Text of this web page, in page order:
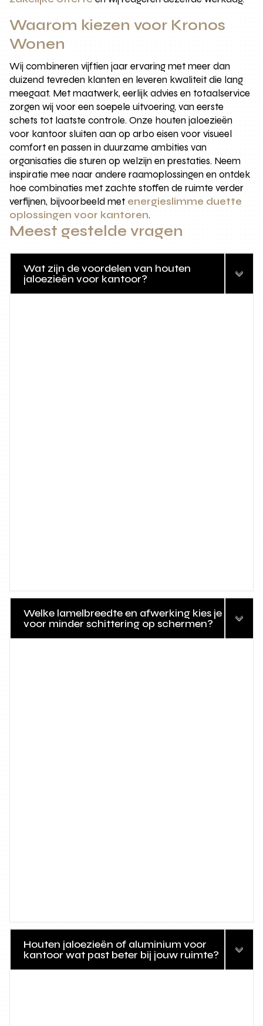
Waarom kiezen voor Kronos
Wonen
Wij combineren vijftien jaar ervaring met meer dan
duizend tevreden klanten en leveren kwaliteit die lang
meegaat. Met maatwerk, eerlijk advies en totaalservice
zorgen wij voor een soepele uitvoering, van eerste
schets tot laatste controle. Onze houten jaloezieën
voor kantoor sluiten aan op arbo eisen voor visueel
comfort en passen in duurzame ambities van
organisaties die sturen op welzijn en prestaties. Neem
inspiratie mee naar andere raamoplossingen en ontdek
hoe combinaties met zachte stoffen de ruimte verder
verfijnen, bijvoorbeeld met energieslimme duette
oplossingen voor kantoren.
Meest gestelde vragen
Wat zijn de voordelen van houten
jaloezieën voor kantoor?
Welke lamelbreedte en afwerking kies je
voor minder schittering op schermen?
Houten jaloezieën of aluminium voor
kantoor wat past beter bij jouw ruimte?